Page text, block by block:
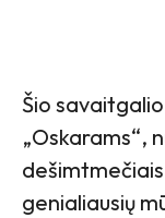
Šio
„Oskarams“,
genialiausių